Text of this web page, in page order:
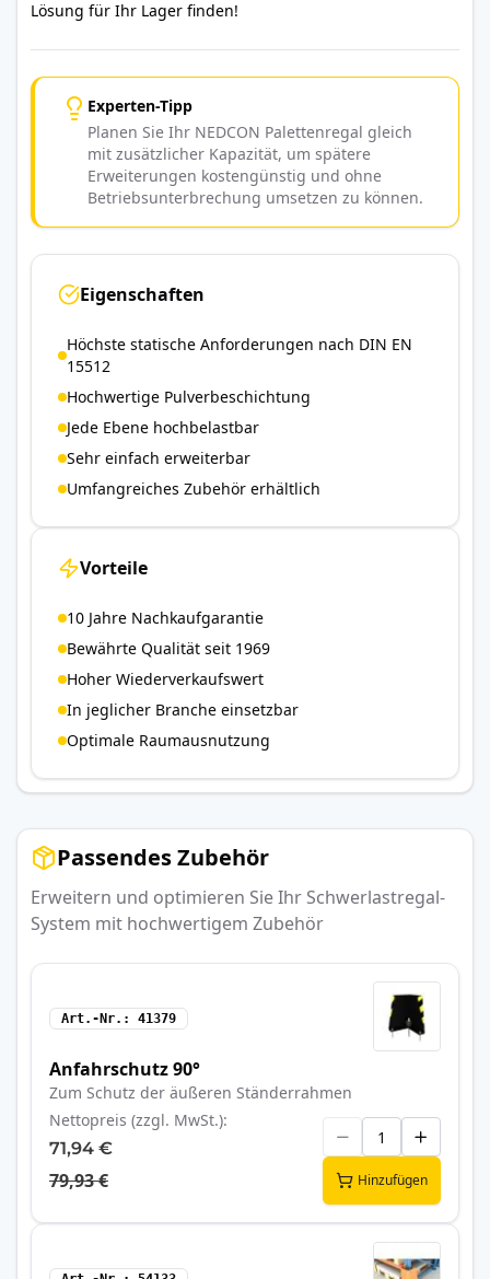
Lösung für Ihr Lager finden!
Experten-Tipp
Planen Sie Ihr NEDCON Palettenregal gleich
mit zusätzlicher Kapazität, um spätere
Erweiterungen kostengünstig und ohne
Betriebsunterbrechung umsetzen zu können.
Eigenschaften
Höchste statische Anforderungen nach DIN EN
15512
Hochwertige Pulverbeschichtung
Jede Ebene hochbelastbar
Sehr einfach erweiterbar
Umfangreiches Zubehör erhältlich
Vorteile
10 Jahre Nachkaufgarantie
Bewährte Qualität seit 1969
Hoher Wiederverkaufswert
In jeglicher Branche einsetzbar
Optimale Raumausnutzung
Passendes Zubehör
Erweitern und optimieren Sie Ihr Schwerlastregal-
System mit hochwertigem Zubehör
Art.-Nr. 41379
Anfahrschutz 90°
Zum Schutz der äußeren Ständerrahmen
Nettopreis (zzgl. MwSt.)
71,94 €
79,93 € Hinzufügen